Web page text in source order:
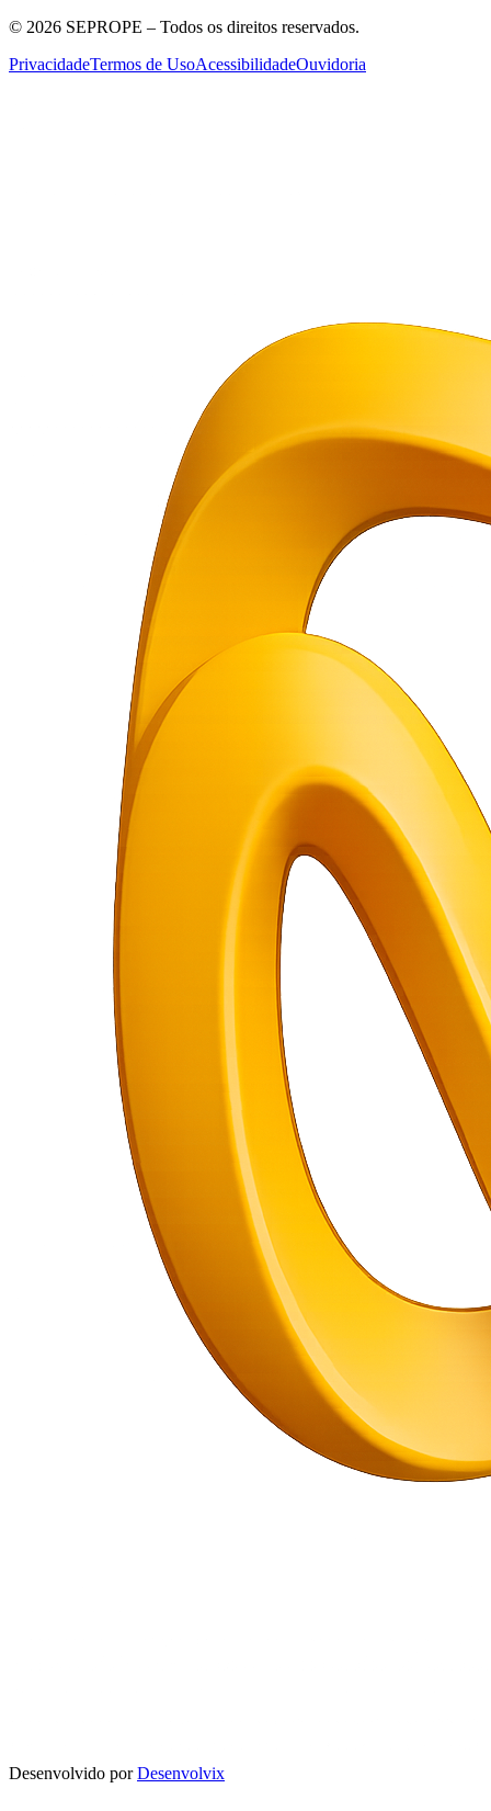
© 2026 SEPROPE – Todos os direitos reservados.
PrivacidadeTermos de UsoAcessibilidadeOuvidoria
Desenvolvido porDesenvolvix